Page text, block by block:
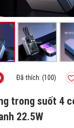
Đã thích: (100)
trong suốt 4
22.5W